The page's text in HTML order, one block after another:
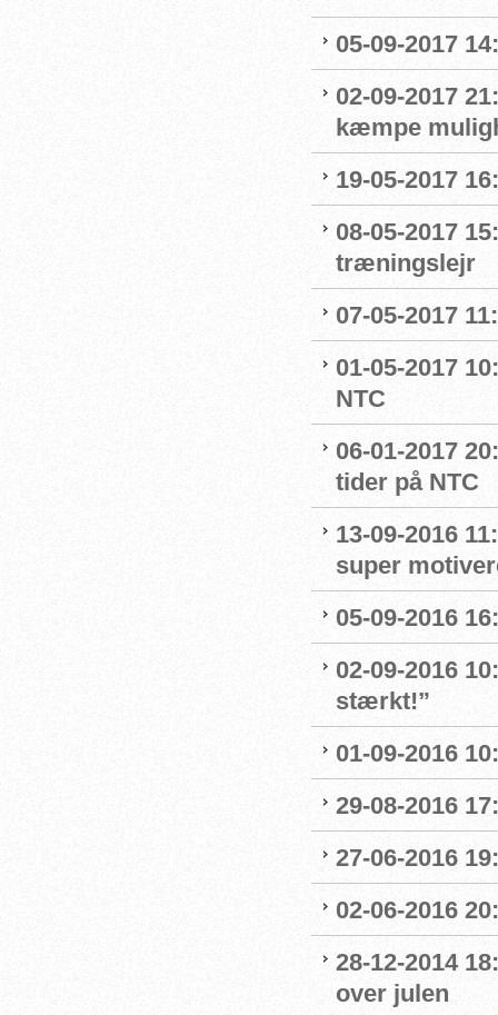
05-09-2017
02-09-2017
kæmpe
19-05-2017
08-05-2017
træningslejr
07-05-2017
01-05-2017
NTC
06-01-2017
tider på NTC
13-09-2016
super
05-09-2016
02-09-2016
stærkt!”
01-09-2016
29-08-2016
27-06-2016
02-06-2016
28-12-2014
over julen